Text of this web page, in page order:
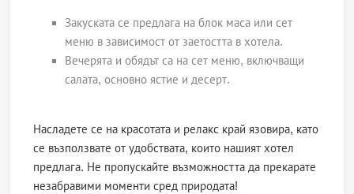
Закуската се предлага на блок маса или сет
меню в зависимост от заетостта в хотела.
Вечерята и обядът са на сет меню, включващи
салата, основно ястие и десерт.
Насладете се на красотата и релакс край язовира, като
се възползвате от удобствата, които нашият хотел
предлага. Не пропускайте възможността да прекарате
незабравими моменти сред природата!